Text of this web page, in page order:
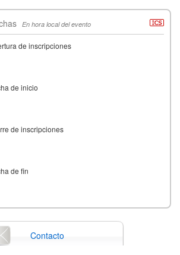
En hora local del evento
de inscripciones
de inicio
de inscripciones
de fin
Contacto